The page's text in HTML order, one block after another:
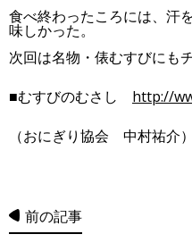
食べ終わったころには、汗
味しかった。
次回は名物・俵むすびにも
■むすびのむさし http://
（おにぎり協会 中村祐介）
前の記事